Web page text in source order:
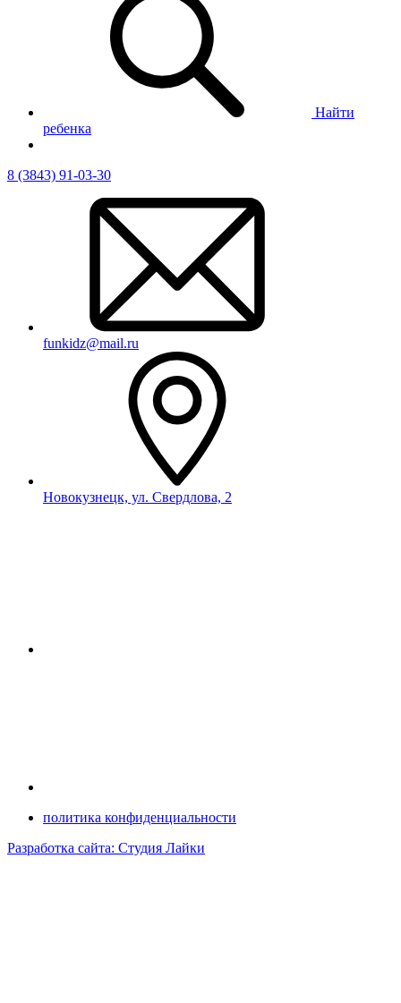
Найти
ребенка
8 (3843) 91-03-30
funkidz@mail.ru
Новокузнецк, ул. Свердлова, 2
политика конфиденциальности
Разработка сайта: Студия Лайки